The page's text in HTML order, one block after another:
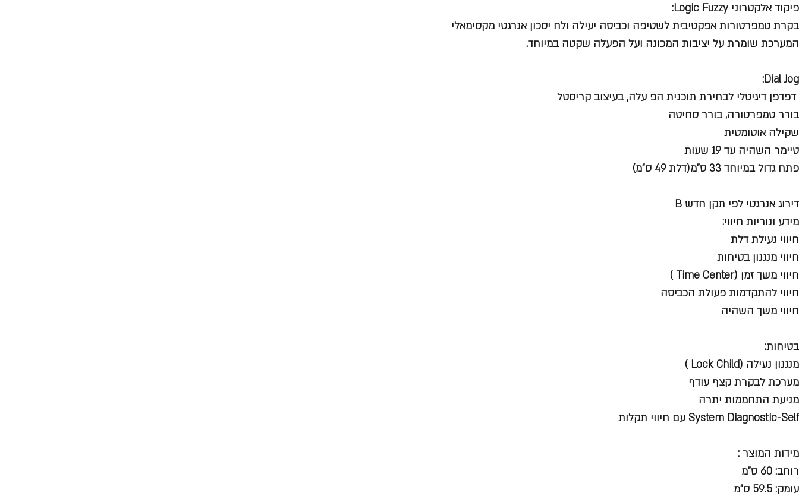
פיקוד אלקטרוני Logic Fuzzy:
בקרת טמפרטורות אפקטיבית לשטיפה וכביסה יעילה ולח יסכון אנרגטי מקסימאלי
המערכת שומרת על יציבות המכונה ועל הפעלה שקטה במיוחד.
Dial Jog:
דפדפן דיגיטלי לבחירת תוכנית הפ עלה, בעיצוב קריסטל
בורר טמפרטורה, בורר סחיטה
שקילה אוטומטית
טיימר השהיה עד 19 שעות
פתח גדול במיוחד 33 ס"מ(דלת 49 ס"מ)
דירוג אנרגטי לפי תקן חדש B
מידע ונוריות חיווי:
חיווי נעילת דלת
חיווי מנגנון בטיחות
חיווי משך זמן (Time Center )
חיווי להתקדמות פעולת הכביסה
חיווי משך השהיה
בטיחות:
מנגנון נעילה (Lock Child )
מערכת לבקרת קצף עודף
מניעת התחממות יתרה
System Diagnostic-Self עם חיווי תקלות
מידות המוצר :
רוחב: 60 ס"מ
עומק: 59.5 ס"מ